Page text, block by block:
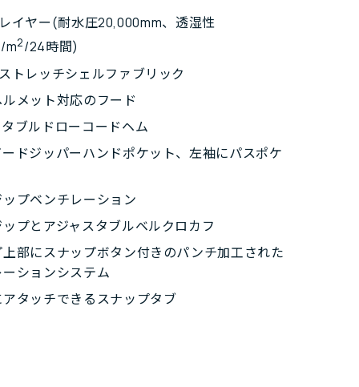
イヤー(耐水圧20,000mm、透湿性
m2/24時間)
トレッチシェルファブリック
メット対応のフード
ブルドローコードヘム
ドジッパーハンドポケット、左袖にパスポケ
プベンチレーション
プとアジャスタブルベルクロカフ
部にスナップボタン付きのパンチ加工された
ションシステム
タッチできるスナップタブ